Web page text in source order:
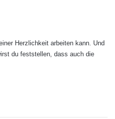
Herzlichkeit arbeiten kann. Und
du feststellen, dass auch die